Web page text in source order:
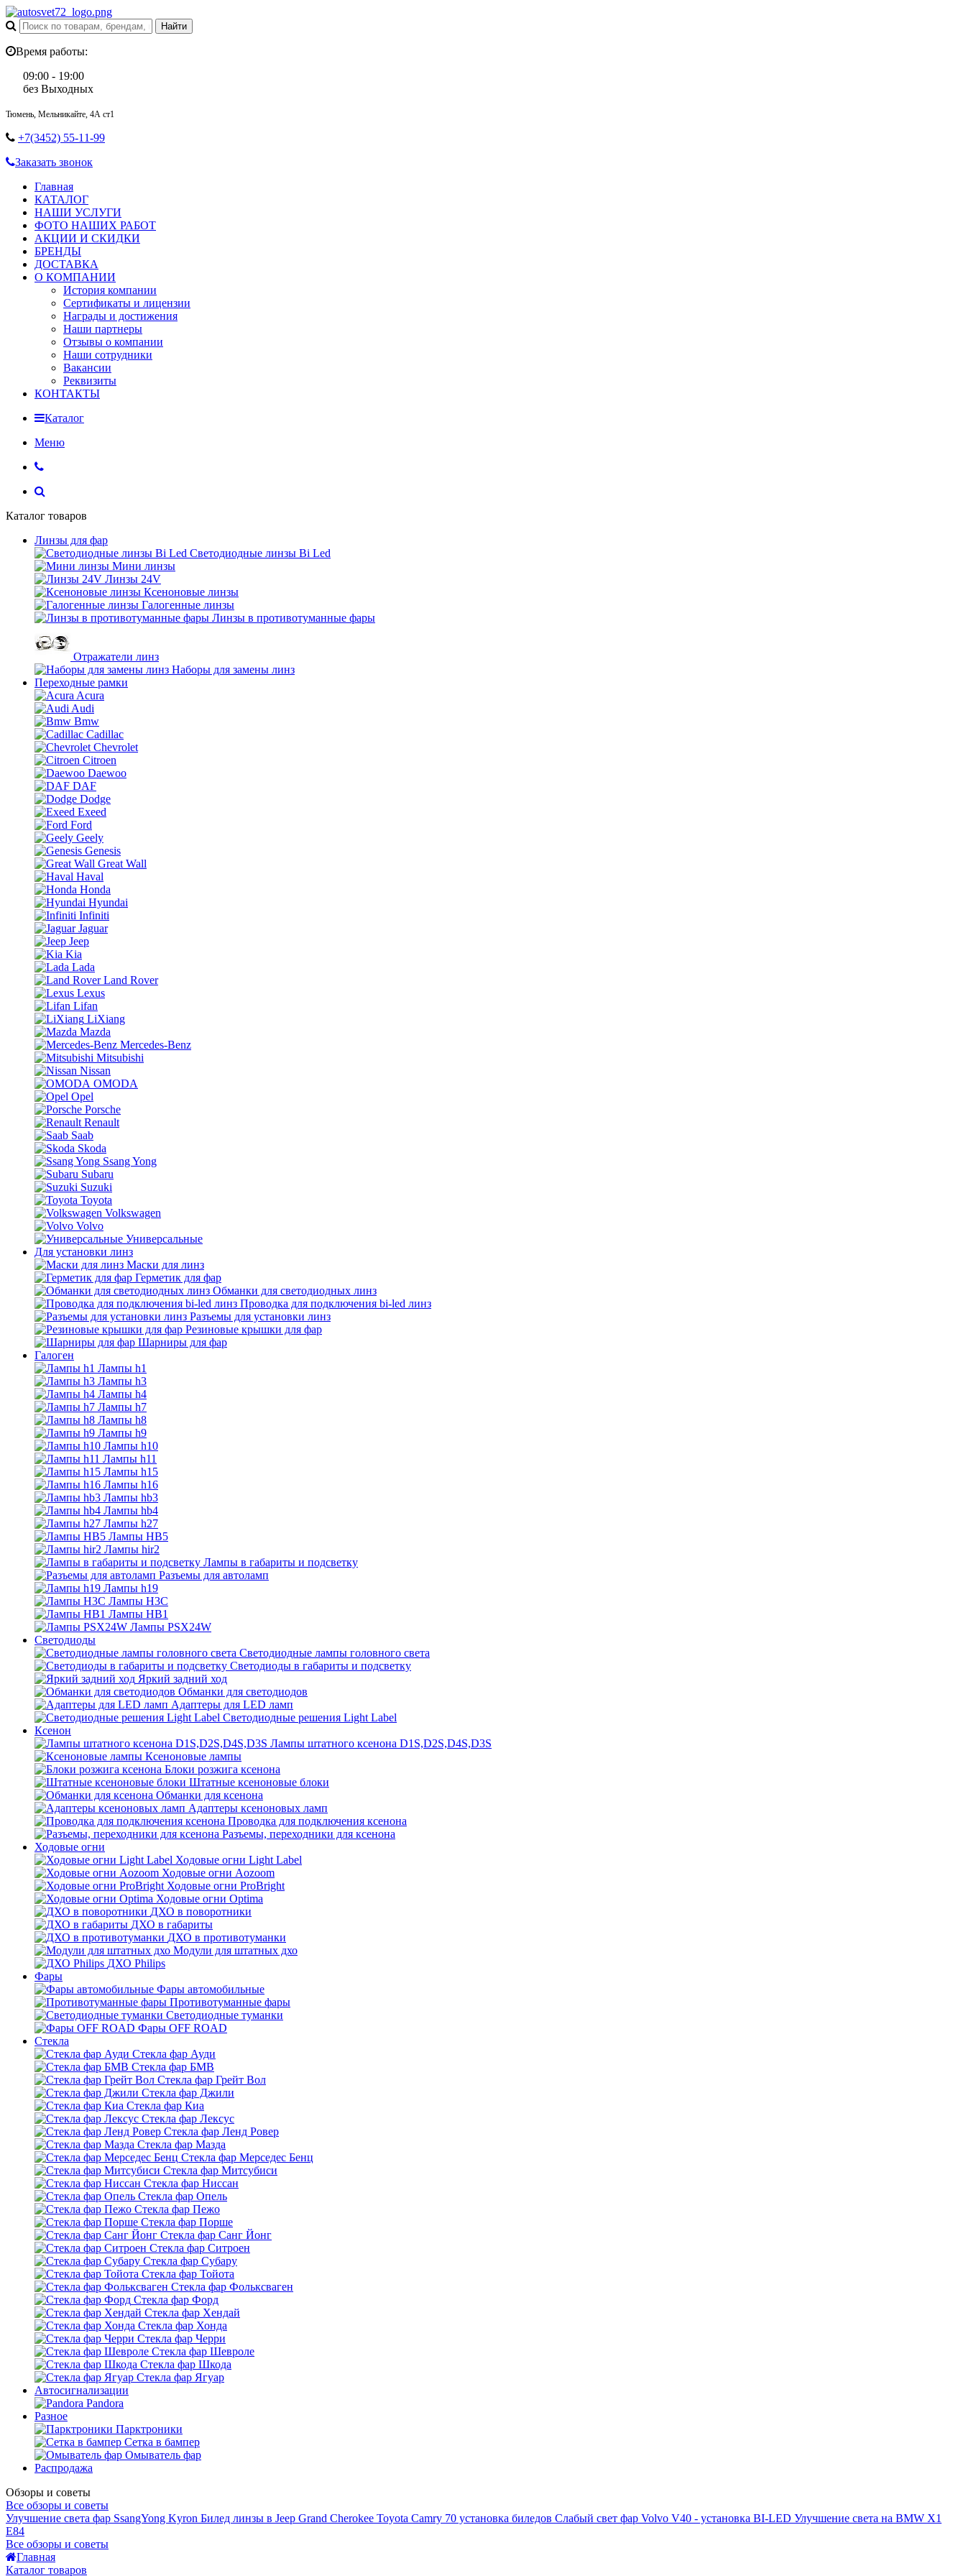
Время работы:
09:00 - 19:00
без Выходных
Тюмень, Мельникайте, 4А ст1
+7(3452) 55-11-99
Заказать звонок
Главная
КАТАЛОГ
НАШИ УСЛУГИ
ФОТО НАШИХ РАБОТ
АКЦИИ И СКИДКИ
БРЕНДЫ
ДОСТАВКА
О КОМПАНИИ
История компании
Сертификаты и лицензии
Награды и достижения
Наши партнеры
Отзывы о компании
Наши сотрудники
Вакансии
Реквизиты
КОНТАКТЫ
Каталог
Меню
Каталог товаров
Линзы для фар
Светодиодные линзы Bi Led
Мини линзы
Линзы 24V
Ксеноновые линзы
Галогенные линзы
Линзы в противотуманные фары
Отражатели линз
Наборы для замены линз
Переходные рамки
Acura
Audi
Bmw
Cadillac
Chevrolet
Citroen
Daewoo
DAF
Dodge
Exeed
Ford
Geely
Genesis
Great Wall
Haval
Honda
Hyundai
Infiniti
Jaguar
Jeep
Kia
Lada
Land Rover
Lexus
Lifan
LiXiang
Mazda
Mercedes-Benz
Mitsubishi
Nissan
OMODA
Opel
Porsche
Renault
Saab
Skoda
Ssang Yong
Subaru
Suzuki
Toyota
Volkswagen
Volvo
Универсальные
Для установки линз
Маски для линз
Герметик для фар
Обманки для светодиодных линз
Проводка для подключения bi-led линз
Разъемы для установки линз
Резиновые крышки для фар
Шарниры для фар
Галоген
Лампы h1
Лампы h3
Лампы h4
Лампы h7
Лампы h8
Лампы h9
Лампы h10
Лампы h11
Лампы h15
Лампы h16
Лампы hb3
Лампы hb4
Лампы h27
Лампы HB5
Лампы hir2
Лампы в габариты и подсветку
Разъемы для автоламп
Лампы h19
Лампы H3C
Лампы HB1
Лампы PSX24W
Светодиоды
Светодиодные лампы головного света
Светодиоды в габариты и подсветку
Яркий задний ход
Обманки для светодиодов
Адаптеры для LED ламп
Светодиодные решения Light Label
Ксенон
Лампы штатного ксенона D1S,D2S,D4S,D3S
Ксеноновые лампы
Блоки розжига ксенона
Штатные ксеноновые блоки
Обманки для ксенона
Адаптеры ксеноновых ламп
Проводка для подключения ксенона
Разъемы, переходники для ксенона
Ходовые огни
Ходовые огни Light Label
Ходовые огни Aozoom
Ходовые огни ProBright
Ходовые огни Optima
ДХО в поворотники
ДХО в габариты
ДХО в противотуманки
Модули для штатных дхо
ДХО Philips
Фары
Фары автомобильные
Противотуманные фары
Светодиодные туманки
Фары OFF ROAD
Стекла
Стекла фар Ауди
Стекла фар БМВ
Стекла фар Грейт Вол
Стекла фар Джили
Стекла фар Киа
Стекла фар Лексус
Стекла фар Ленд Ровер
Стекла фар Мазда
Стекла фар Мерседес Бенц
Стекла фар Митсубиси
Стекла фар Ниссан
Стекла фар Опель
Стекла фар Пежо
Стекла фар Порше
Стекла фар Санг Йонг
Стекла фар Ситроен
Стекла фар Субару
Стекла фар Тойота
Стекла фар Фольксваген
Стекла фар Форд
Стекла фар Хендай
Стекла фар Хонда
Стекла фар Черри
Стекла фар Шевроле
Стекла фар Шкода
Стекла фар Ягуар
Автосигнализации
Pandora
Разное
Парктроники
Сетка в бампер
Омыватель фар
Распродажа
Обзоры и советы
Все обзоры и советы
Улучшение света фар SsangYong Kyron Билед линзы в Jeep Grand Cherokee Toyota Camry 70 установка биледов Слабый свет фар Volvo V40 - установка BI-LED Улучшение света на BMW X1
E84
Все обзоры и советы
Главная
Каталог товаров